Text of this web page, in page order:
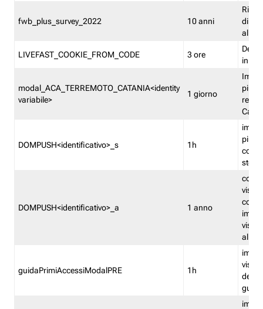
fwb_plus_survey_2022 10 anni
di
LIVEFAST_COOKIE_FROM_CODE 3 ore
in
modal_ACA_TERREMOTO_CATANIA<identity
variabile>
1 giorno
più
DOMPUSH<identificativo>_s 1h
più
DOMPUSH<identificativo>_a 1 anno
guidaPrimiAccessiModalPRE 1h
della